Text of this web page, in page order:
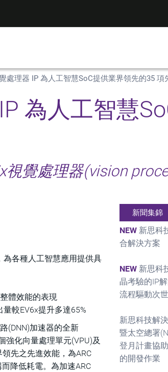
處理器 IP 為人工智慧SoC提供業界領先的35 項
為人工智慧
視覺處理器(vision
為各種人工智慧應用提供具
體效能的表現
較EV6x提升多達65%
(DNN)加速器的全新
強化向量處理單元(VPU)及
先之先進效能，為ARC
降低耗電。為加速ARC
新聞集錦
NEW 新思科
合解決方案
NEW 新思科
晶考驗的IP
流程驅動次
新思科技解
暨太空總署
登月計畫協
的開發作業